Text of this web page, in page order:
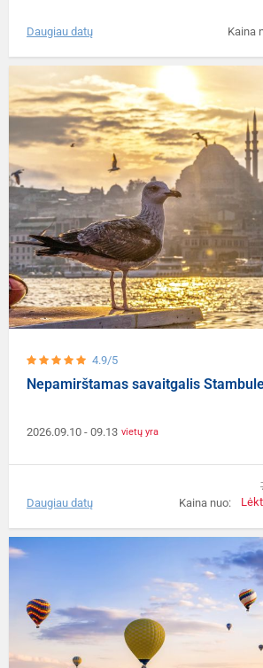
Kaina
Daugiau datų
4.9/5
Nepamirštamas savaitgalis
2026.09.10 - 09.13 vietų yra
Kaina nuo:
Daugiau datų